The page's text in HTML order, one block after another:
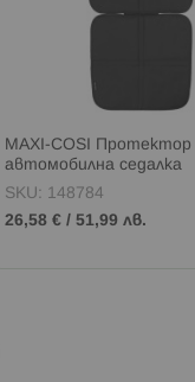
MAXI-COSI Протектор
автомобилна седалка
SKU: 148784
26,58 € / 51,99 лв.